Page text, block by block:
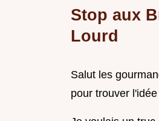
Stop aux
Lourd
Salut les
pour trouver